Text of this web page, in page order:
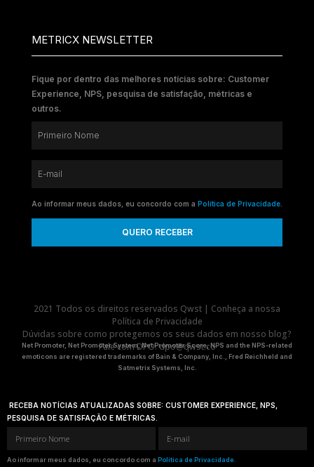
METRICX NEWSLETTER
Fique por dentro das melhores notícias sobre: Customer
Experience, NPS, pesquisa de satisfação, métricas e
outros.
Ao informar meus dados, eu concordo com a Política de Privacidade
QUERO RECEBER
2021 Todos os direitos reservados Qwst | Conheça a nossa
Política de Privacidade
Dúvidas sobre como protegemos os seus dados em nosso blog?
Fale com DPO:dpo@qwst.co
Net Promoter, Net Promoter System, Net Promoter Score, NPS and the NPS-related
emoticons are registered trademarks of Bain & Company, Inc., Fred Reichheld and
Satmetrix Systems, Inc.
RECEBA NOTÍCIAS ATUALIZADAS SOBRE: CUSTOMER EXPERIENCE, NPS,
PESQUISA DE SATISFAÇÃO E MÉTRICAS.
Ao informar meus dados, eu concordo com a Política de Privacidade